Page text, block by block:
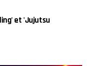
et 'Jujutsu